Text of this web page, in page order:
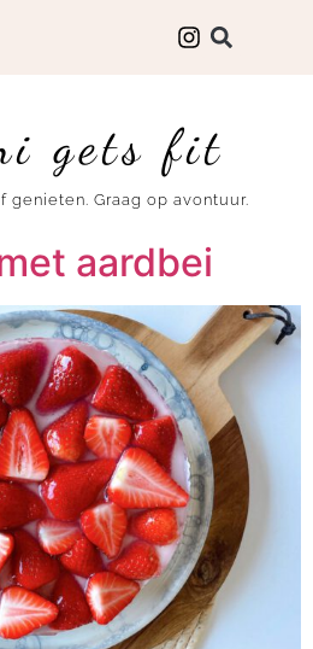
gets fit
genieten. Graag op avontuur.
aardbei